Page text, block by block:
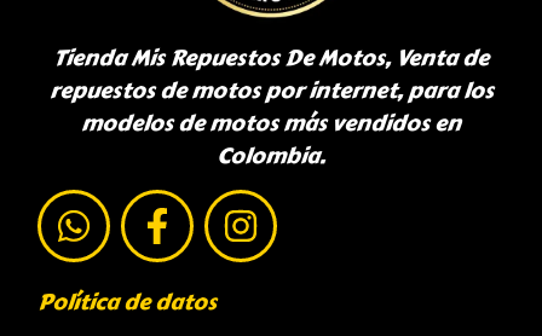
Tienda Mis Repuestos De Motos, Venta de
repuestos de motos por internet, para los
modelos de motos más vendidos en
Colombia.
Política de datos